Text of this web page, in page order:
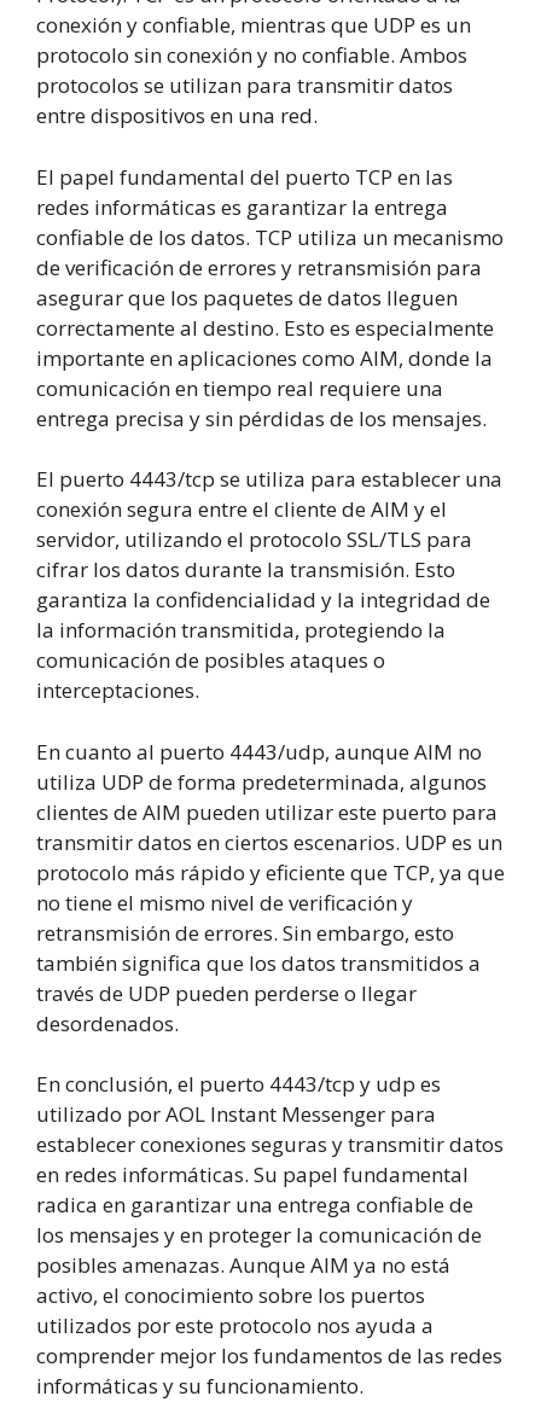
conexión y confiable, mientras que UDP es un
protocolo sin conexión y no confiable. Ambos
protocolos se utilizan para transmitir datos
entre dispositivos en una red.
El papel fundamental del puerto TCP en las
redes informáticas es garantizar la entrega
confiable de los datos. TCP utiliza un mecanismo
de verificación de errores y retransmisión para
asegurar que los paquetes de datos lleguen
correctamente al destino. Esto es especialmente
importante en aplicaciones como AIM, donde la
comunicación en tiempo real requiere una
entrega precisa y sin pérdidas de los mensajes.
El puerto 4443/tcp se utiliza para establecer una
conexión segura entre el cliente de AIM y el
servidor, utilizando el protocolo SSL/TLS para
cifrar los datos durante la transmisión. Esto
garantiza la confidencialidad y la integridad de
la información transmitida, protegiendo la
comunicación de posibles ataques o
interceptaciones.
En cuanto al puerto 4443/udp, aunque AIM no
utiliza UDP de forma predeterminada, algunos
clientes de AIM pueden utilizar este puerto para
transmitir datos en ciertos escenarios. UDP es un
protocolo más rápido y eficiente que TCP, ya que
no tiene el mismo nivel de verificación y
retransmisión de errores. Sin embargo, esto
también significa que los datos transmitidos a
través de UDP pueden perderse o llegar
desordenados.
En conclusión, el puerto 4443/tcp y udp es
utilizado por AOL Instant Messenger para
establecer conexiones seguras y transmitir datos
en redes informáticas. Su papel fundamental
radica en garantizar una entrega confiable de
los mensajes y en proteger la comunicación de
posibles amenazas. Aunque AIM ya no está
activo, el conocimiento sobre los puertos
utilizados por este protocolo nos ayuda a
comprender mejor los fundamentos de las redes
informáticas y su funcionamiento.